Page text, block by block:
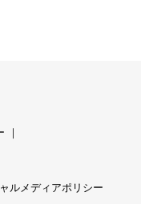
｜
ルメディアポリシー